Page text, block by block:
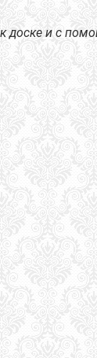
доске и с